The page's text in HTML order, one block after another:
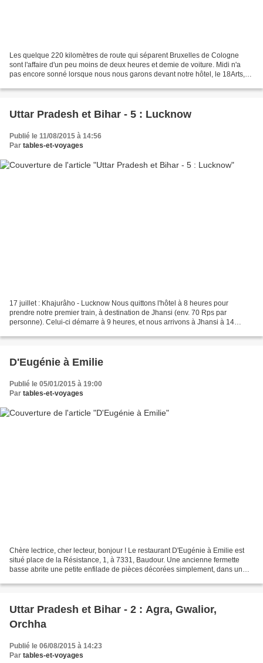
Les quelque 220 kilomètres de route qui séparent Bruxelles de Cologne
sont l'affaire d'un peu moins de deux heures et demie de voiture. Midi n'a
pas encore sonné lorsque nous nous garons devant notre hôtel, le 18Arts,
Uttar Pradesh et Bihar - 5 : Lucknow
Publié le 11/08/2015 à 14:56
Par tables-et-voyages
17 juillet : Khajurâho - Lucknow Nous quittons l'hôtel à 8 heures pour
prendre notre premier train, à destination de Jhansi (env. 70 Rps par
personne). Celui-ci démarre à 9 heures, et nous arrivons à Jhansi à 14
D'Eugénie à Emilie
Publié le 05/01/2015 à 19:00
Par tables-et-voyages
Chère lectrice, cher lecteur, bonjour ! Le restaurant D'Eugénie à Emilie est
situé place de la Résistance, 1, à 7331, Baudour. Une ancienne fermette
basse abrite une petite enfilade de pièces décorées simplement, dans un
Uttar Pradesh et Bihar - 2 : Agra, Gwalior,
Orchha
Publié le 06/08/2015 à 14:23
Par tables-et-voyages